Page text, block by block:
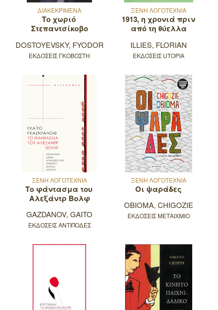
ΔΙΑΚΕΚΡΙΜΕΝΑ
Το χωριό
Στεπαντσίκοβο
DOSTOYEVSKY, FYODOR
ΕΚΔΟΣΕΙΣ ΓΚΟΒΟΣΤΗ
ΞΕΝΗ ΛΟΓΟΤΕΧΝΙΑ
1913, η χρονιά πριν
από τη θύελλα
ILLIES, FLORIAN
ΕΚΔΟΣΕΙΣ UTOPIA
ΞΕΝΗ ΛΟΓΟΤΕΧΝΙΑ
Το φάντασμα του
Αλεξάντρ Βολφ
GAZDANOV, GAITO
ΕΚΔΟΣΕΙΣ ΑΝΤΙΠΟΔΕΣ
ΞΕΝΗ ΛΟΓΟΤΕΧΝΙΑ
Οι ψαράδες
OBIOMA, CHIGOZIE
ΕΚΔΟΣΕΙΣ ΜΕΤΑΙΧΜΙΟ